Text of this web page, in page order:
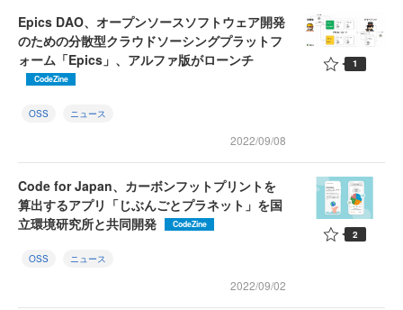
Epics DAO、オープンソースソフトウェア開発
のための分散型クラウドソーシングプラットフ
ォーム「Epics」、アルファ版がローンチ
CodeZine
OSS ニュース
2022/09/08
1
Code for Japan、カーボンフットプリントを
算出するアプリ「じぶんごとプラネット」を国
立環境研究所と共同開発
CodeZine
OSS ニュース
2022/09/02
2